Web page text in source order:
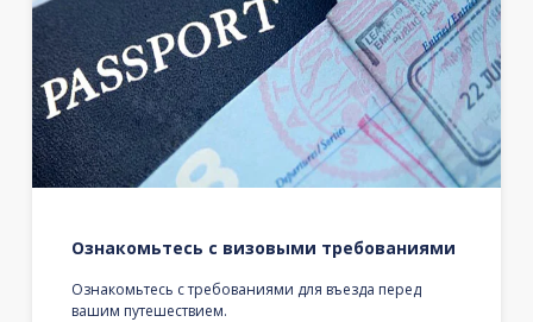
Ознакомьтесь с визовыми требованиями
Ознакомьтесь с требованиями для въезда перед
вашим путешествием.